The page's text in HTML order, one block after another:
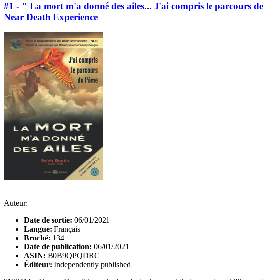
#1 - " La mort m'a donné des ailes... J'ai compris le parcours
Near Death Experience
Auteur:
Date de sortie: 06/01/2021
Langue: Français
Broché: 134
Date de publication: 06/01/2021
ASIN: B0B9QPQDRC
Éditeur: Independently published